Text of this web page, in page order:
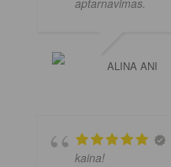
aptarnavimas.
ALINA ANI
kaina!